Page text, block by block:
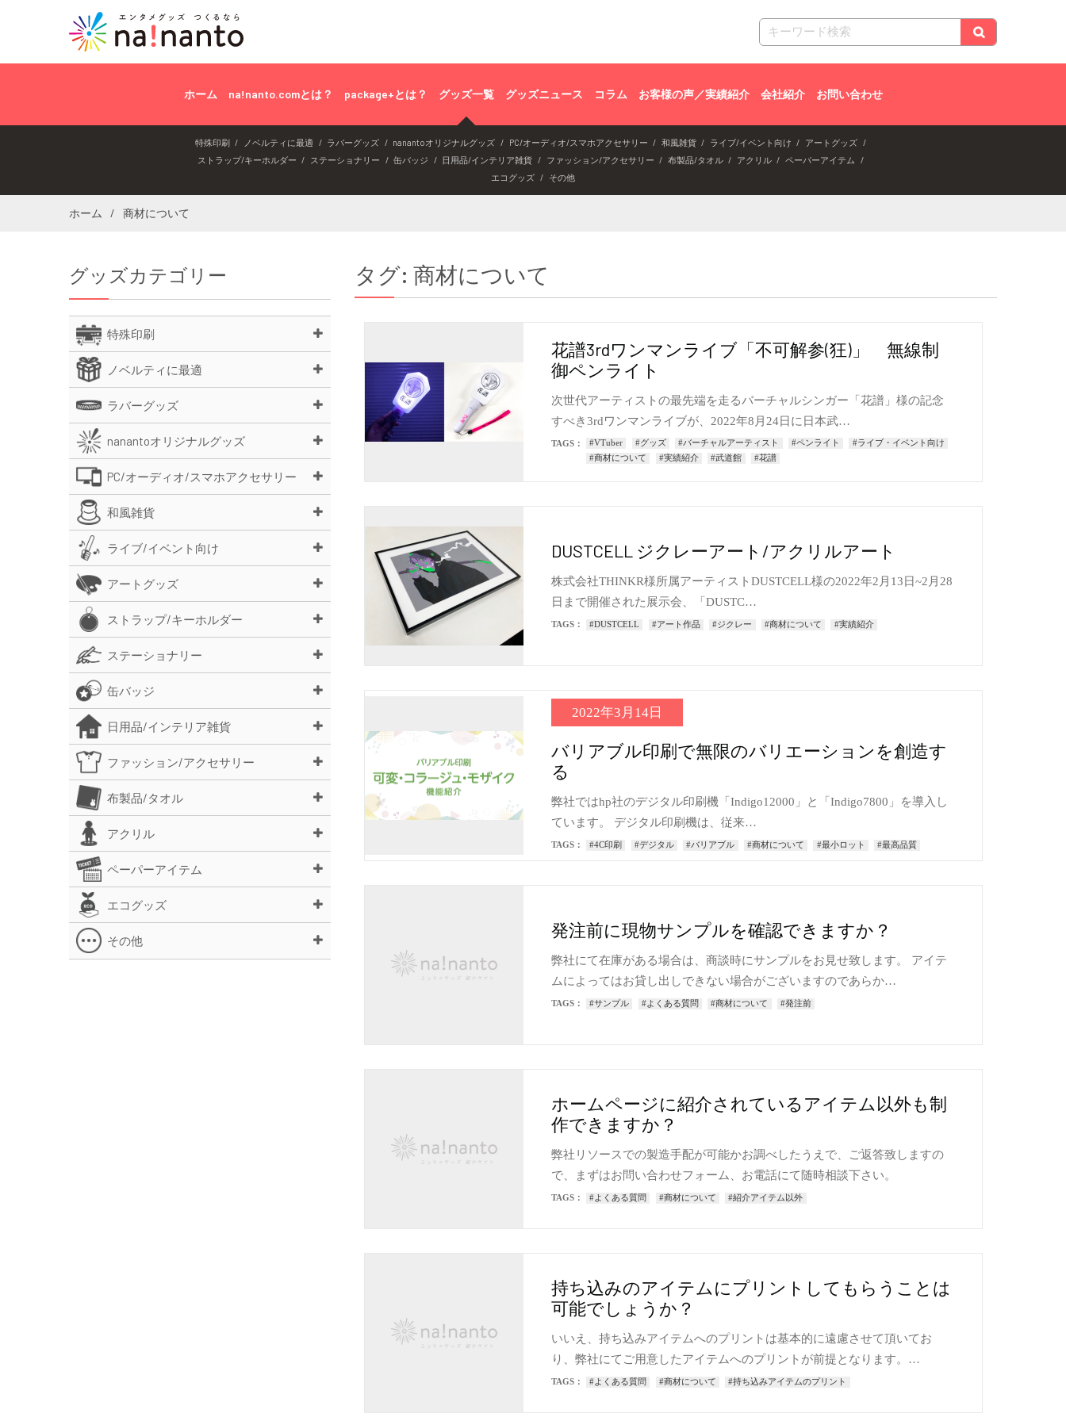
ホーム na!nanto.comとは？ package+とは？ グッズ一覧 グッズニュース コラム お客様の声／実績紹介 会社紹介 お問い合わせ
特殊印刷 ノベルティに最適 ラバーグッズ nanantoオリジナルグッズ PC/オーディオ/スマホアクセサリー 和風雑貨 ライブ/イベント向け
アートグッズ
ストラップ/キーホルダー
ステーショナリー 缶バッジ 日用品/インテリア雑貨 ファッション/アクセサリー 布製品/タオル アクリル
ペーパーアイテム
エコグッズ
その他
ホーム 商材について
タグ: 商材について
花譜3rdワンマンライブ「不可解参(狂)」 無線制
御ペンライト
次世代アーティストの最先端を走るバーチャルシンガー「花譜」様の記念
すべき3rdワンマンライブが、2022年8月24日に日本武…
TAGS： #VTuber #グッズ #バーチャルアーティスト #ペンライト
#ライブ・イベント向け
#商材について
#実績紹介 #武道館 #花譜
DUSTCELL ジクレーアート/アクリルアート
株式会社THINKR様所属アーティストDUSTCELL様の2022年2月13日~2月28
日まで開催された展示会、「DUSTC…
TAGS： #DUSTCELL #アート作品 #ジクレー #商材について #実績紹介
2022年3月14日
バリアブル印刷で無限のバリエーションを創造す
る
弊社ではhp社のデジタル印刷機「Indigo12000」と「Indigo7800」を導入し
ています。 デジタル印刷機は、従来…
TAGS： #4C印刷 #デジタル #バリアブル #商材について #最小ロット #最高品質
発注前に現物サンプルを確認できますか？
弊社にて在庫がある場合は、商談時にサンプルをお見せ致します。 アイテ
ムによってはお貸し出しできない場合がございますのであらか…
TAGS： #サンプル #よくある質問 #商材について #発注前
ホームページに紹介されているアイテム以外も制
作できますか？
弊社リソースでの製造手配が可能かお調べしたうえで、ご返答致しますの
で、まずはお問い合わせフォーム、お電話にて随時相談下さい。
TAGS： #よくある質問 #商材について #紹介アイテム以外
持ち込みのアイテムにプリントしてもらうことは
可能でしょうか？
いいえ、持ち込みアイテムへのプリントは基本的に遠慮させて頂いてお
り、弊社にてご用意したアイテムへのプリントが前提となります。…
TAGS： #よくある質問 #商材について #持ち込みアイテムのプリント
グッズカテゴリー
特殊印刷
ノベルティに最適
ラバーグッズ
nanantoオリジナルグッズ
PC/オーディオ/スマホアクセサリー
和風雑貨
ライブ/イベント向け
アートグッズ
ストラップ/キーホルダー
ステーショナリー
缶バッジ
日用品/インテリア雑貨
ファッション/アクセサリー
布製品/タオル
アクリル
ペーパーアイテム
エコグッズ
その他